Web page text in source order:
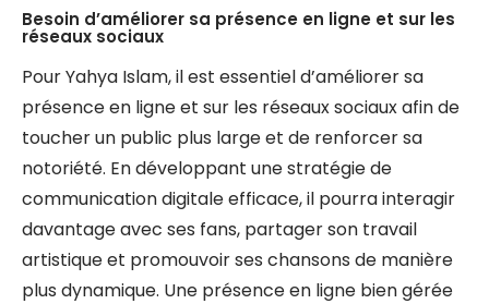
Besoin d’améliorer sa présence en ligne et sur les
réseaux sociaux
Pour Yahya Islam, il est essentiel d’améliorer sa
présence en ligne et sur les réseaux sociaux afin de
toucher un public plus large et de renforcer sa
notoriété. En développant une stratégie de
communication digitale efficace, il pourra interagir
davantage avec ses fans, partager son travail
artistique et promouvoir ses chansons de manière
plus dynamique. Une présence en ligne bien gérée